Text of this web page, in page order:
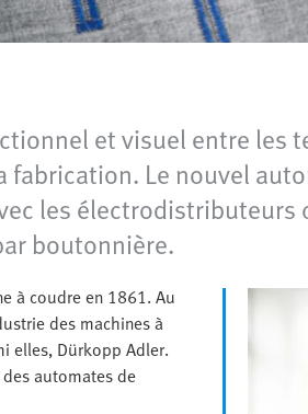
et visuel entre les
Le nouvel
les électrodistributeurs
boutonnière.
à coudre en 1861. Au
des machines à
elles, Dürkopp Adler.
automates de